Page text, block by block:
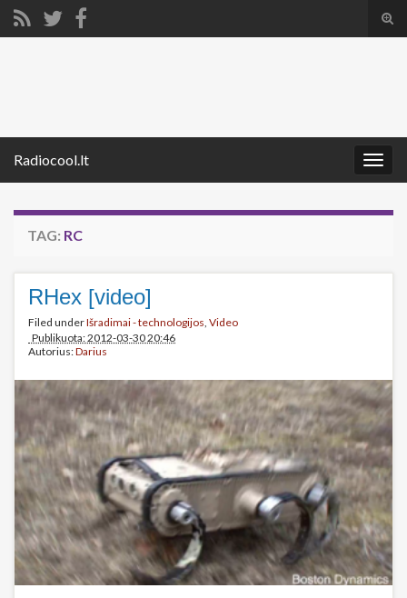
Radiocool.lt
TAG: RC
RHex [video]
Filed underIšradimai - technologijos, Video
Publikuota: 2012-03-30 20:46
Autorius:Darius